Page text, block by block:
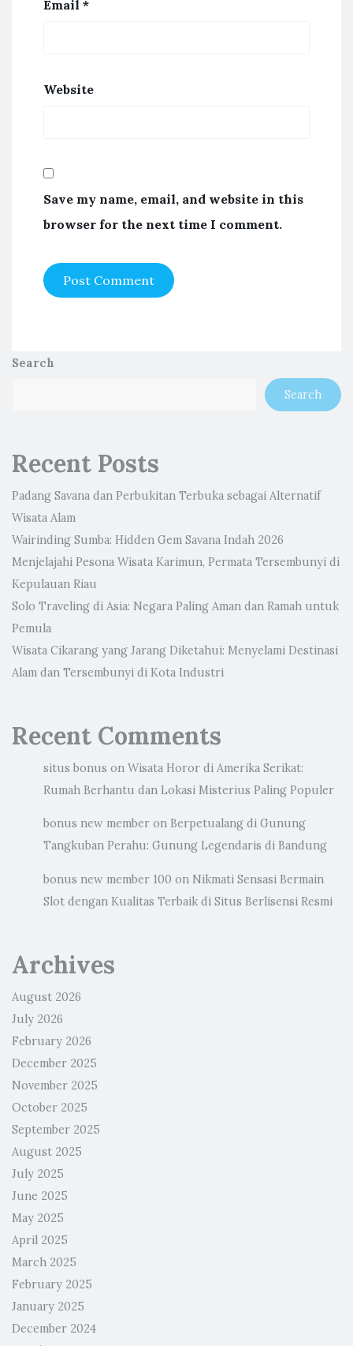
Email *
Website
Save my name, email, and website in this
browser for the next time I comment.
Search
Search
Recent Posts
Padang Savana dan Perbukitan Terbuka sebagai Alternatif
Wisata Alam
Wairinding Sumba: Hidden Gem Savana Indah 2026
Menjelajahi Pesona Wisata Karimun, Permata Tersembunyi di
Kepulauan Riau
Solo Traveling di Asia: Negara Paling Aman dan Ramah untuk
Pemula
Wisata Cikarang yang Jarang Diketahui: Menyelami Destinasi
Alam dan Tersembunyi di Kota Industri
Recent Comments
situs bonus on Wisata Horor di Amerika Serikat:
Rumah Berhantu dan Lokasi Misterius Paling Populer
bonus new member on Berpetualang di Gunung
Tangkuban Perahu: Gunung Legendaris di Bandung
bonus new member 100 on Nikmati Sensasi Bermain
Slot dengan Kualitas Terbaik di Situs Berlisensi Resmi
Archives
August 2026
July 2026
February 2026
December 2025
November 2025
October 2025
September 2025
August 2025
July 2025
June 2025
May 2025
April 2025
March 2025
February 2025
January 2025
December 2024